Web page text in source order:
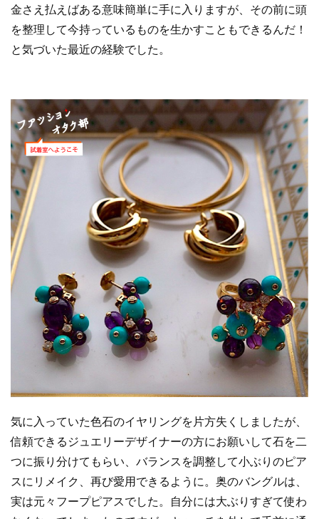
金さえ払えばある意味簡単に手に入りますが、その前に頭
を整理して今持っているものを生かすこともできるんだ！
と気づいた最近の経験でした。
気に入っていた色石のイヤリングを片方失くしましたが、
信頼できるジュエリーデザイナーの方にお願いして石を二
つに振り分けてもらい、バランスを調整して小ぶりのピア
スにリメイク、再び愛用できるように。奥のバングルは、
実は元々フープピアスでした。自分には大ぶりすぎて使わ